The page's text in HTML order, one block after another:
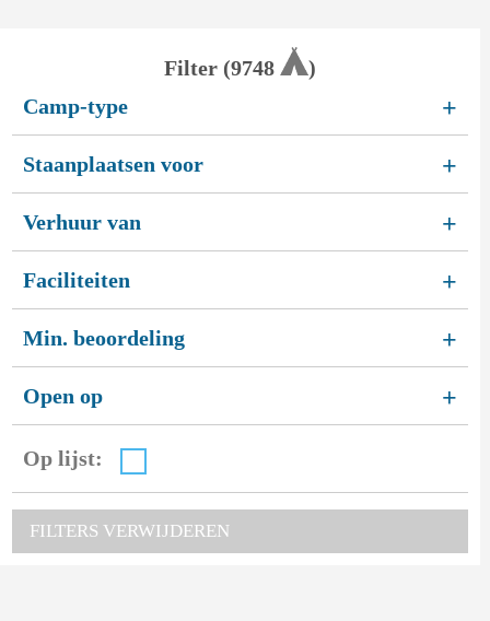
Filter (9748
)
Camp-type
+
Staanplaatsen voor +
Verhuur van +
Faciliteiten +
Min. beoordeling +
Open op +
Op lijst:
FILTERS VERWIJDEREN